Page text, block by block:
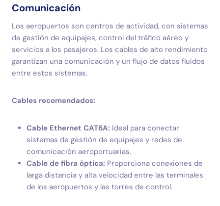
Comunicación
Los aeropuertos son centros de actividad, con sistemas
de gestión de equipajes, control del tráfico aéreo y
servicios a los pasajeros. Los cables de alto rendimiento
garantizan una comunicación y un flujo de datos fluidos
entre estos sistemas.
Cables recomendados:
Cable Ethernet CAT6A: Ideal para conectar
sistemas de gestión de equipajes y redes de
comunicación aeroportuarias.
Cable de fibra óptica: Proporciona conexiones de
larga distancia y alta velocidad entre las terminales
de los aeropuertos y las torres de control.